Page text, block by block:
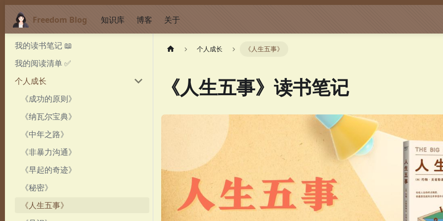
Freedom Blog 知识库 博客 关于
我的读书笔记 📖
我的阅读清单 ✅
个人成长
《成功的原则》
《纳瓦尔宝典》
《中年之路》
《非暴力沟通》
《早起的奇迹》
《秘密》
《人生五事》
个人成长 《人生五事》
《人生五事》读书笔记